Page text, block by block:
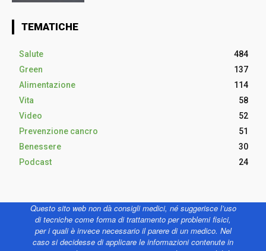
TEMATICHE
Salute
484
Green
137
Alimentazione
114
Vita
58
Video
52
Prevenzione cancro
51
Benessere
30
Podcast
24
Questo sito web non dà consigli medici, né suggerisce l’uso
di tecniche come forma di trattamento per problemi fisici,
per i quali è invece necessario il parere di un medico. Nel
caso si decidesse di applicare le informazioni contenute in